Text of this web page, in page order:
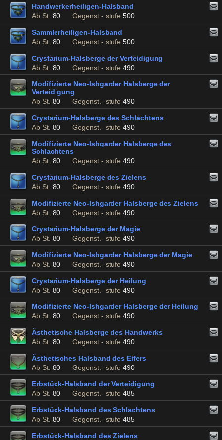
Handwerkerheiligen-Halsband
Ab St. 80 Gegenst.- stufe 500
Sammlerheiligen-Halsband
Ab St. 80 Gegenst.- stufe 500
Crystarium-Halsberge der Verteidigung
Ab St. 80 Gegenst.- stufe 490
Modifizierte Neo-Ishgarder Halsberge der
Verteidigung
Ab St. 80 Gegenst.- stufe 490
Crystarium-Halsberge des Schlachtens
Ab St. 80 Gegenst.- stufe 490
Modifizierte Neo-Ishgarder Halsberge des
Schlachtens
Ab St. 80 Gegenst.- stufe 490
Crystarium-Halsberge des Zielens
Ab St. 80 Gegenst.- stufe 490
Modifizierte Neo-Ishgarder Halsberge des Zielens
Ab St. 80 Gegenst.- stufe 490
Crystarium-Halsberge der Magie
Ab St. 80 Gegenst.- stufe 490
Modifizierte Neo-Ishgarder Halsberge der Magie
Ab St. 80 Gegenst.- stufe 490
Crystarium-Halsberge der Heilung
Ab St. 80 Gegenst.- stufe 490
Modifizierte Neo-Ishgarder Halsberge der Heilung
Ab St. 80 Gegenst.- stufe 490
Ästhetische Halsberge des Handwerks
Ab St. 80 Gegenst.- stufe 490
Ästhetisches Halsband des Eifers
Ab St. 80 Gegenst.- stufe 490
Erbstück-Halsband der Verteidigung
Ab St. 80 Gegenst.- stufe 485
Erbstück-Halsband des Schlachtens
Ab St. 80 Gegenst.- stufe 485
Erbstück-Halsband des Zielens